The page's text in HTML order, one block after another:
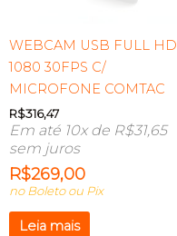
WEBCAM USB FULL HD
1080 30FPS C/
MICROFONE COMTAC
R$316,47
Em até 10x de R$31,65
sem juros
R$269,00
no Boleto ou Pix
Leia mais